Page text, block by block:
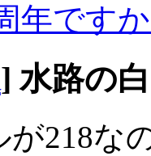
年です
] 水路の
が218な